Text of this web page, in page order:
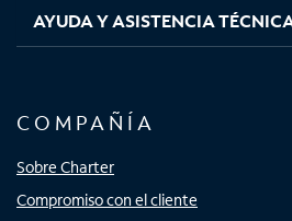
AYUDA Y ASISTENCIA
COMPAÑÍA
Sobre Charter
Compromiso con el cliente